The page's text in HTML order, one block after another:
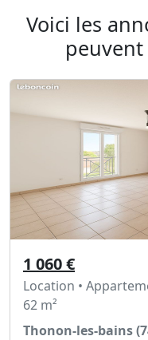
Voici les
1 060 €
Location •
62 m²
Thonon-les-bains